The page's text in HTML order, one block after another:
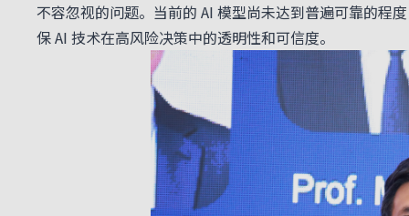
不容忽视的问题。当前的 AI 模型尚未达到普遍可靠的程
保 AI 技术在高风险决策中的透明性和可信度。